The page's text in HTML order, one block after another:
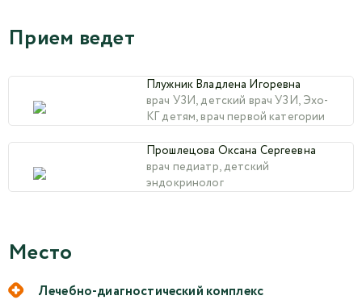
Прием ведет
Плужник Владлена Игоревна
врач УЗИ, детский врач УЗИ, Эхо-
КГ детям, врач первой категории
Прошлецова Оксана Сергеевна
врач педиатр, детский
эндокринолог
Место
Лечебно-диагностический комплекс